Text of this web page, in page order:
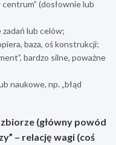
(dosłownie lub
lub celów;
baza, oś konstrukcji;
bardzo silne, poważne
naukowe, np. „błąd
(główny powód
– relację wagi (coś